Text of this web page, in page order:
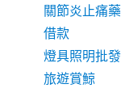
關節炎止痛
借款
燈具照明批
旅遊賞鯨